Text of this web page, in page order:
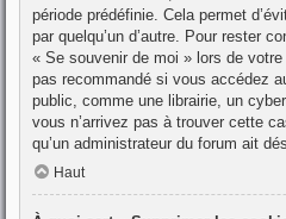
période prédéfinie. Cela permet
par quelqu’un d’autre. Pour rester
« Se souvenir de moi » lors de
pas recommandé si vous accédez
public, comme une librairie, un
vous n’arrivez pas à trouver cette
qu’un administrateur du forum ait
Haut